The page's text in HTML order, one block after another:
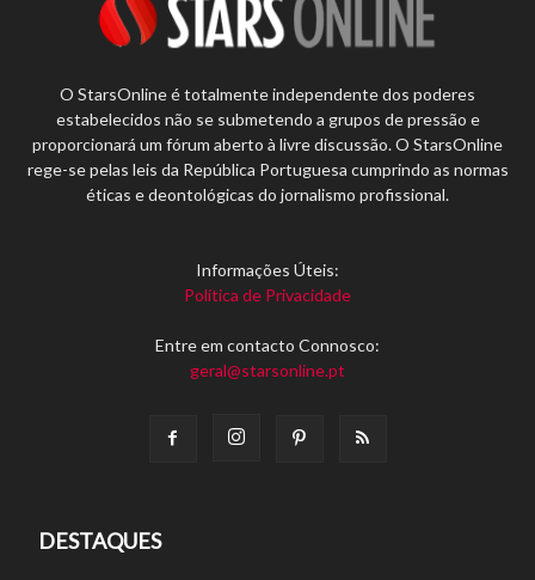
O StarsOnline é totalmente independente dos poderes
estabelecidos não se submetendo a grupos de pressão e
proporcionará um fórum aberto à livre discussão. O StarsOnline
rege-se pelas leis da República Portuguesa cumprindo as normas
éticas e deontológicas do jornalismo profissional.
Informações Úteis:
Política de Privacidade
Entre em contacto Connosco:
geral@starsonline.pt
DESTAQUES